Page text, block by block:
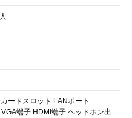
ードスロット LANポート
VGA端子 HDMI端子 ヘッドホン出